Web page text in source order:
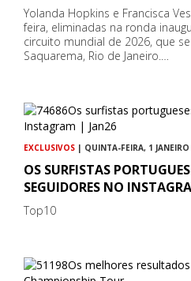
Yolanda Hopkins e Francisca
feira, eliminadas na ronda
circuito mundial de 2026, que
Saquarema, Rio de Janeiro.…
EXCLUSIVOS | QUINTA-FEIRA, 1
OS SURFISTAS
SEGUIDORES NO
Top10